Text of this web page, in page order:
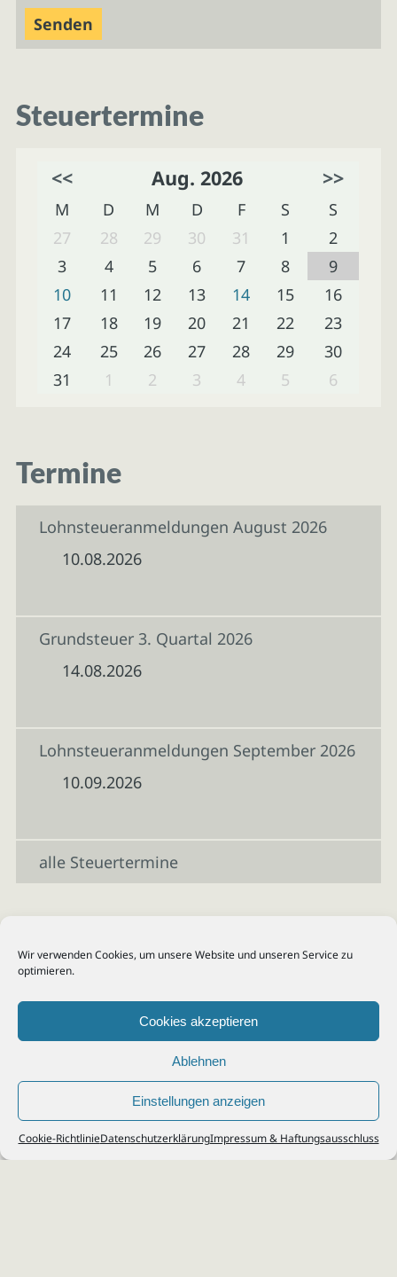
Wir verwenden Cookies, um unsere Website und unseren Service zu
optimieren.
Cookies akzeptieren
Ablehnen
Einstellungen anzeigen
Cookie-RichtlinieDatenschutzerklärungImpressum & Haftungsausschluss
Steuertermine
<< Aug. 2026 >>
M D M D F S
S
27
28 29 30 31 1
2
3
4 5 6 7 8
9
10
11 12 13 14 15
16
17
18 19 20 21 22
23
24
25 26 27 28 29
30
31
1 2 3 4 5 6
Termine
Lohnsteueranmeldungen August 2026
10.08.2026
Grundsteuer 3. Quartal 2026
14.08.2026
Lohnsteueranmeldungen September 2026
10.09.2026
alle Steuertermine
© 2026Steuerberater Kempf, Köln - Steuerberatung Poll, Porz, Deutz, Mülheim,